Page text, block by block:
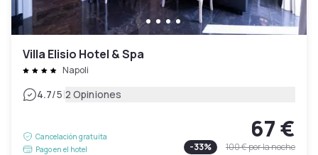
Villa Elisio Hotel & Spa
Napoli
4.7/5|2 Opiniones
Cancelación gratuita
Pago en el hotel
67 €
-33% 100 €por la noche